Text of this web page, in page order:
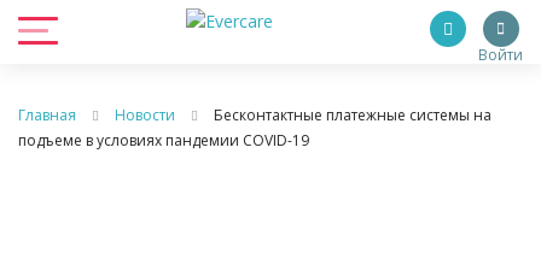
Войти
Главная Новости
Бесконтактные платежные системы на
подъеме в условиях пандемии COVID-19